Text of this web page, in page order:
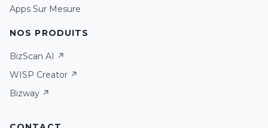
Apps Sur Mesure
NOS PRODUITS
BizScan AI ↗
WISP Creator ↗
Bizway ↗